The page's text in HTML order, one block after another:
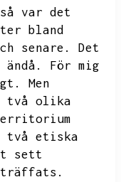
var det
bland
senare.
Det
För mig
Men
två olika
två etiska
sett
träffats.